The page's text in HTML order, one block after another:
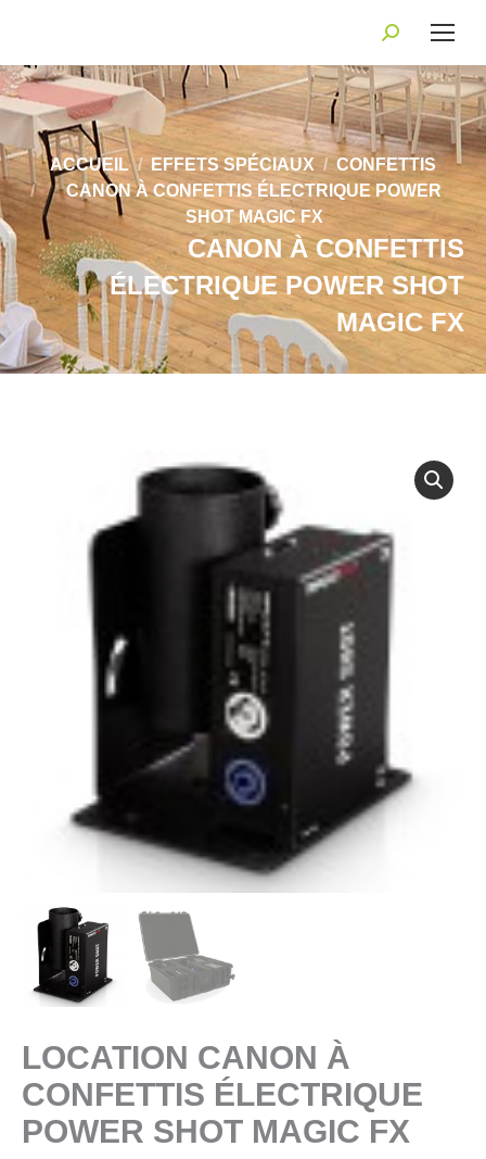
Recherche
:
Vous êtes ici :
ACCUEIL EFFETS SPÉCIAUX
CONFETTIS
CANON À CONFETTIS ÉLECTRIQUE POWER
SHOT MAGIC FX
CANON À CONFETTIS
ÉLECTRIQUE POWER SHOT
MAGIC FX
LOCATION CANON À
CONFETTIS ÉLECTRIQUE
POWER SHOT MAGIC FX